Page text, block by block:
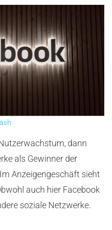
dann
als Gewinner der
Anzeigengeschäft sieht
auch hier Facebook
soziale Netzwerke.